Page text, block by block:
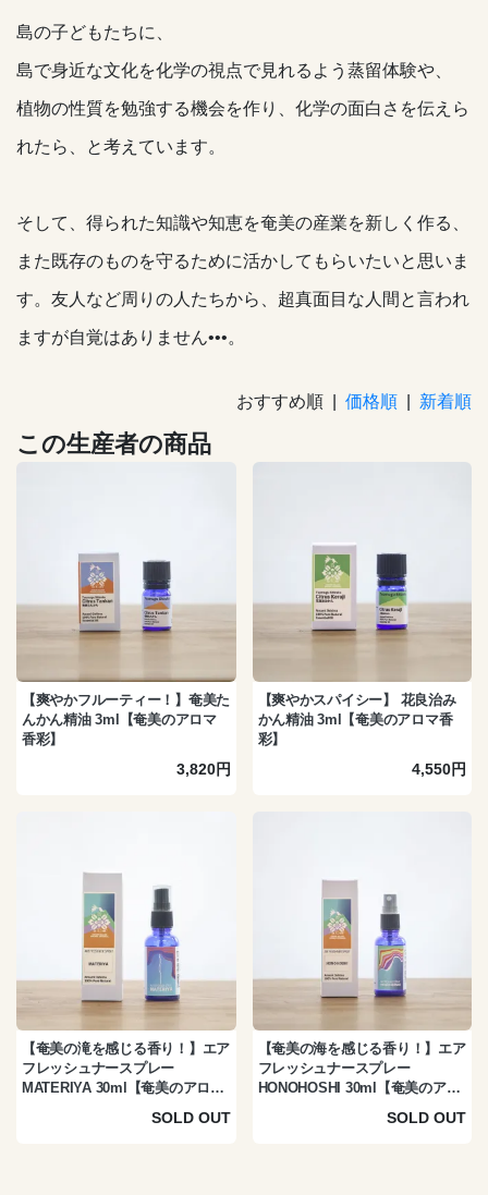
島の子どもたちに、
島で身近な文化を化学の視点で見れるよう蒸留体験や、
植物の性質を勉強する機会を作り、化学の面白さを伝えら
れたら、と考えています。
そして、得られた知識や知恵を奄美の産業を新しく作る、
また既存のものを守るために活かしてもらいたいと思いま
す。友人など周りの人たちから、超真面目な人間と言われ
ますが自覚はありません•••。
おすすめ順 | 価格順 新着順
この生産者の商品
【爽やかフルーティー！】奄美た
んかん精油 3ml【奄美のアロマ
香彩】
3,820円
【爽やかスパイシー】 花良治み
かん精油 3ml【奄美のアロマ香
彩】
4,550円
【奄美の滝を感じる香り！】エア
フレッシュナースプレー
MATERIYA 30ml【奄美のアロマ
SOLD OUT
【奄美の海を感じる香り！】エア
フレッシュナースプレー
HONOHOSHI 30ml【奄美のアロ
SOLD OUT